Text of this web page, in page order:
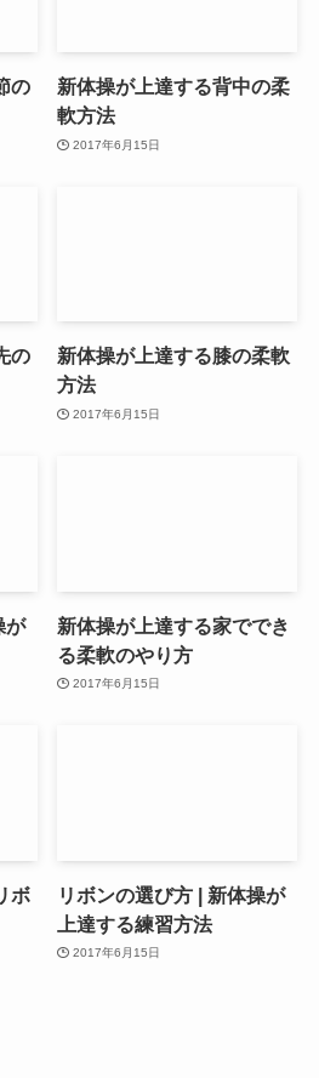
の
新体操が上達する背中の柔
軟方法
2017年6月15日
の
新体操が上達する膝の柔軟
方法
2017年6月15日
が
新体操が上達する家ででき
る柔軟のやり方
2017年6月15日
ボ
リボンの選び方 | 新体操が
上達する練習方法
2017年6月15日